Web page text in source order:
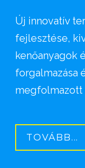
Új innovatív
fejlesztése,
kenőanyagok
forgalmazása
megfolmazott
TOVÁBB...